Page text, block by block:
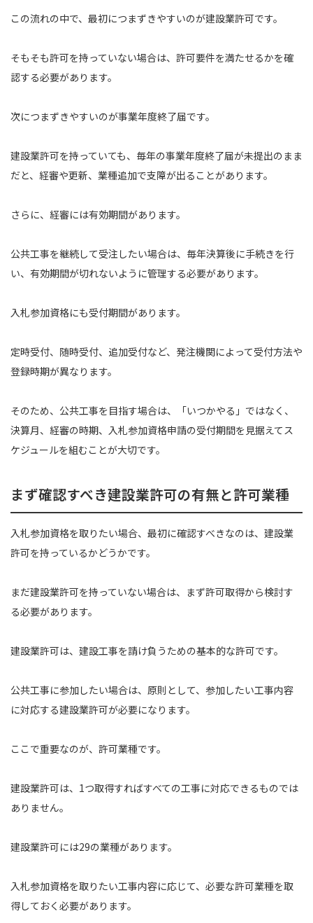
この流れの中で、最初につまずきやすいのが建設業許可です。
そもそも許可を持っていない場合は、許可要件を満たせるかを確
認する必要があります。
次につまずきやすいのが事業年度終了届です。
建設業許可を持っていても、毎年の事業年度終了届が未提出のまま
だと、経審や更新、業種追加で支障が出ることがあります。
さらに、経審には有効期間があります。
公共工事を継続して受注したい場合は、毎年決算後に手続きを行
い、有効期間が切れないように管理する必要があります。
入札参加資格にも受付期間があります。
定時受付、随時受付、追加受付など、発注機関によって受付方法や
登録時期が異なります。
そのため、公共工事を目指す場合は、「いつかやる」ではなく、
決算月、経審の時期、入札参加資格申請の受付期間を見据えてス
ケジュールを組むことが大切です。
まず確認すべき建設業許可の有無と許可業種
入札参加資格を取りたい場合、最初に確認すべきなのは、建設業
許可を持っているかどうかです。
まだ建設業許可を持っていない場合は、まず許可取得から検討す
る必要があります。
建設業許可は、建設工事を請け負うための基本的な許可です。
公共工事に参加したい場合は、原則として、参加したい工事内容
に対応する建設業許可が必要になります。
ここで重要なのが、許可業種です。
建設業許可は、1つ取得すればすべての工事に対応できるものでは
ありません。
建設業許可には29の業種があります。
入札参加資格を取りたい工事内容に応じて、必要な許可業種を取
得しておく必要があります。